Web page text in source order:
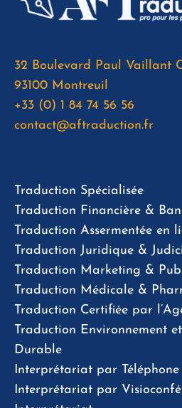
32 Boulevard Paul Vaillant
93100 Montreuil
+33 (0) 1 84 74 56 56
contact@aftraduction.fr
Traduction Spécialisée
Traduction Financière &
Traduction Assermentée en
Traduction Juridique &
Traduction Marketing &
Traduction Médicale &
Traduction Certifiée par
Traduction Environnement
Durable
Interprétariat par Téléphone
Interprétariat par